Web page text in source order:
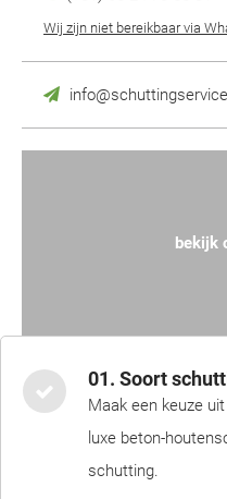
Wij zijn niet bereikbaar via
bekijk
01. Soort
Maak een keuze
luxe beton-
schutting.